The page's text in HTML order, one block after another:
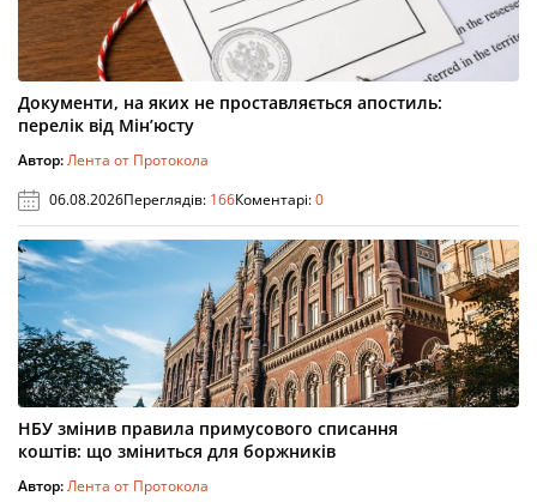
Документи, на яких не проставляється апостиль:
перелік від Мін’юсту
Автор:Лента от Протокола
06.08.2026Переглядів: 166Коментарі:0
НБУ змінив правила примусового списання
коштів: що зміниться для боржників
Автор:Лента от Протокола